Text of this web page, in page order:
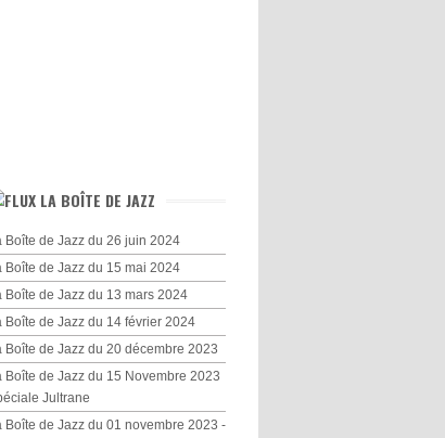
LA BOÎTE DE JAZZ
Boîte de Jazz du 26 juin 2024
Boîte de Jazz du 15 mai 2024
Boîte de Jazz du 13 mars 2024
Boîte de Jazz du 14 février 2024
Boîte de Jazz du 20 décembre 2023
Boîte de Jazz du 15 Novembre 2023
Jultrane
Boîte de Jazz du 01 novembre 2023 -